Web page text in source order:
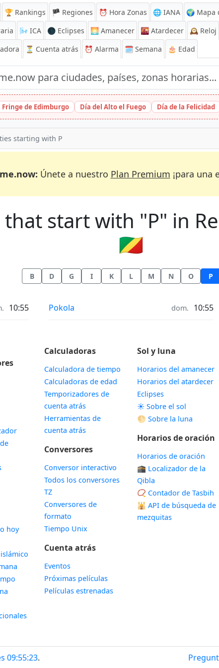
🏆 Rankings 🏴 Regiones ⏰ Hora Zonas 🌐 IANA 🌍 Mapa
🌬️ ICA 🌑 Eclipses 🌅 Amanecer 🌇 Atardecer 🕰️ Reloj
⏳ Cuenta atrás ⏰ Alarma 🗓️ Semana 🎂 Edad
Fringe de Edimburgo Día del Alto el Fuego Día de la Felicidad
starting with P
Únete a nuestro Plan Premium ¡para una
start with "P" in
🇨🇬
B D G I K L M N O P
10:55 Hora en
Pokola dom. 10:55
hoy
Calculadoras
Calculadora de tiempo
Calculadoras de edad
Temporizadores de
cuenta atrás
Herramientas de
cuenta atrás
Conversores
Conversor interactivo
Todos los conversores
TZ
Conversores de
formato
Tiempo Unix
Cuenta atrás
Eventos
Próximas películas
Películas estrenadas
Sol y luna
Horarios del amanecer
Horarios del atardecer
Eclipses
☀️ Sobre el sol
🌕 Sobre la luna
Horarios de oración
Horarios de oración
🕋 Localizador de la
Qibla
📿 Contador de Tasbih
🕌 API de búsqueda de
mezquitas
09:55:24.